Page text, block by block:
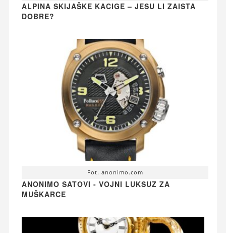
ALPINA SKIJAŠKE KACIGE – JESU LI ZAISTA
DOBRE?
Fot. anonimo.com
ANONIMO SATOVI - VOJNI LUKSUZ ZA
MUŠKARCE